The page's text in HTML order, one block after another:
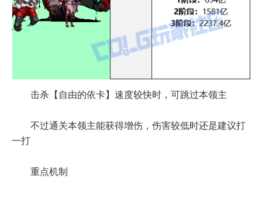
击杀【自由的依卡】速度较快时，可跳过本领主
不过通关本领主能获得增伤，伤害较低时还是建议打
一打
重点机制